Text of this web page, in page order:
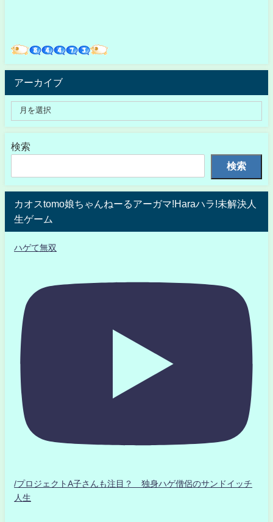
アーカイブ
検索
検索
カオスtomo娘ちゃんねーるアーガマ!Haraハラ!未解決人
生ゲーム
ハゲて無双
/プロジェクトA子さんも注目？ 独身ハゲ僧侶のサンドイッチ
人生